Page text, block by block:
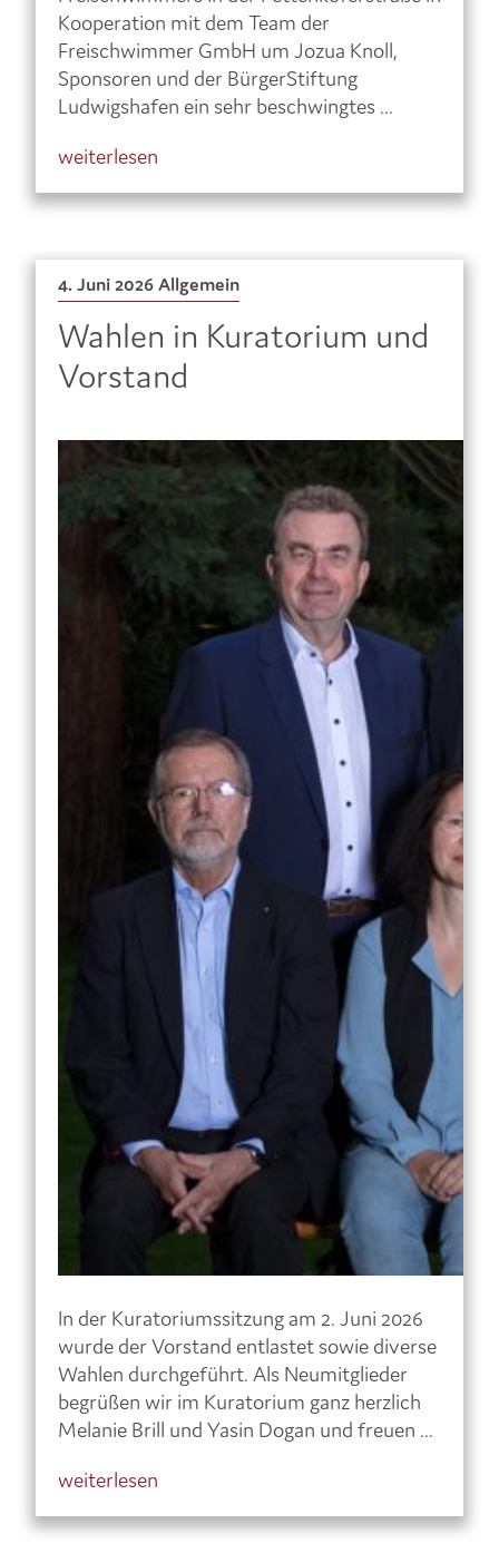
Kooperation mit dem Team der
Freischwimmer GmbH um Jozua Knoll,
Sponsoren und der BürgerStiftung
Ludwigshafen ein sehr beschwingtes ...
weiterlesen
4. Juni 2026Allgemein
Wahlen in Kuratorium und
Vorstand
In der Kuratoriumssitzung am 2. Juni 2026
wurde der Vorstand entlastet sowie diverse
Wahlen durchgeführt. Als Neumitglieder
begrüßen wir im Kuratorium ganz herzlich
Melanie Brill und Yasin Dogan und freuen ...
weiterlesen